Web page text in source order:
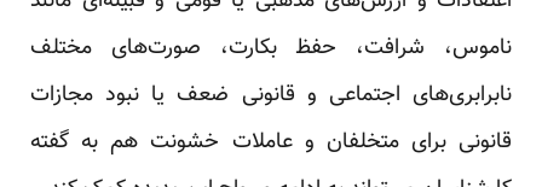
ناموس، شرافت، حفظ بکارت، صورت‌های مختلف
نابرابری‌های اجتماعی و قانونی ضعف یا نبود مجازات
قانونی برای متخلفان و عاملات خشونت هم به گفته